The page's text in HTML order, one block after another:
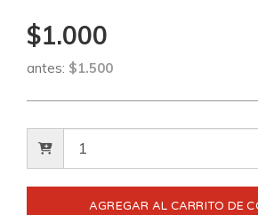
$1.000
antes: $1.500